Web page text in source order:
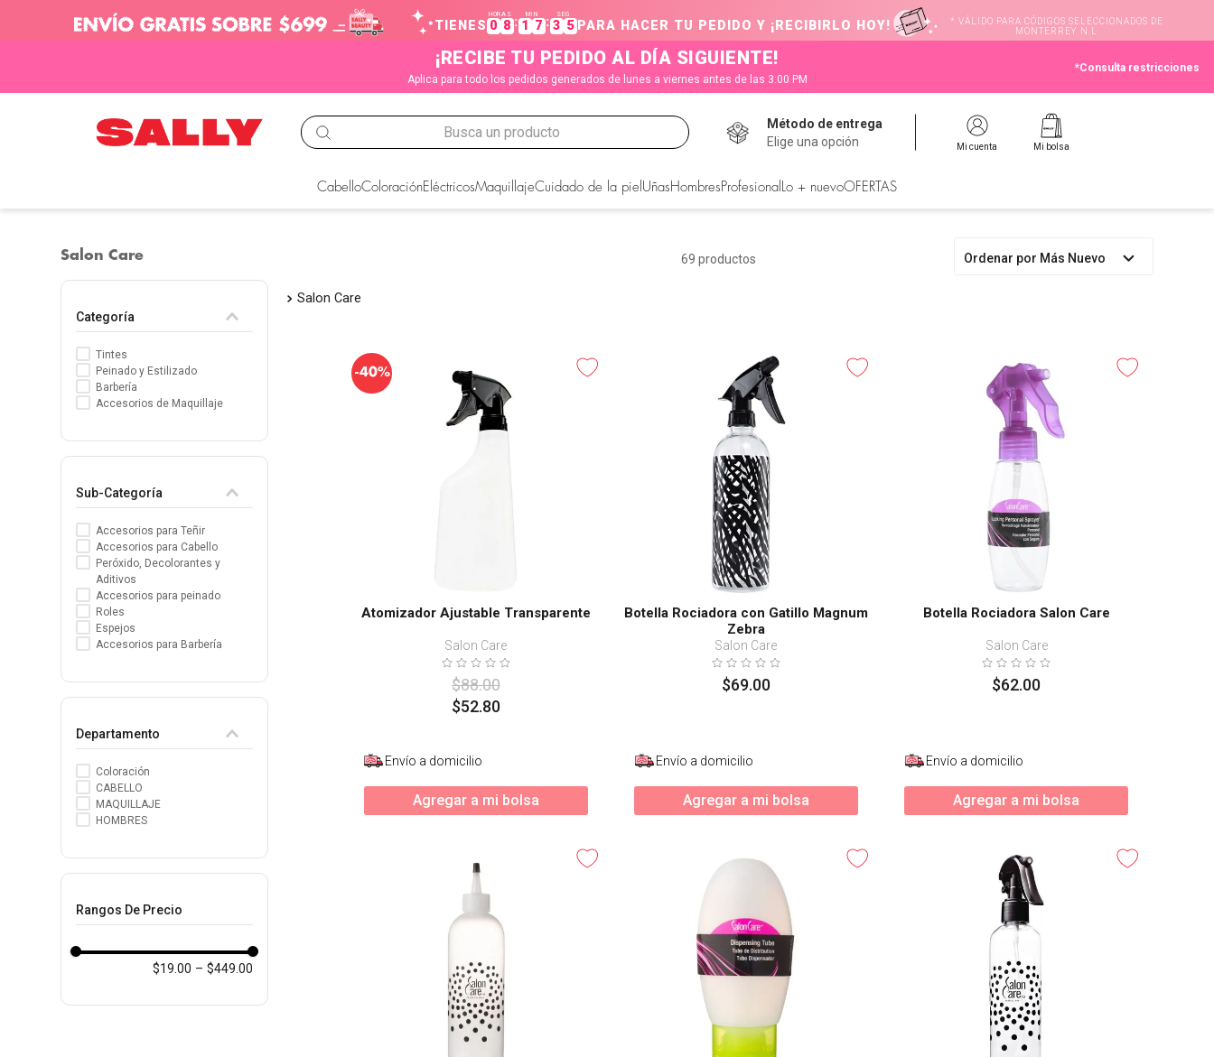
TIENES
HORAS
0 8 :
MIN
1 7 :
SEG
3 5PARA HACER TU PEDIDO Y ¡RECIBIRLO HOY!
* VÁLIDO PARA CÓDIGOS SELECCIONADOS DE
MONTERREY N.L
¡RECIBE TU PEDIDO AL DÍA SIGUIENTE!
Aplica para todo los pedidos generados de lunes a viernes antes de las 3:00 PM
*Consulta restricciones
Busca un producto
Método de entrega
Elige una opción
Mi cuenta Mi bolsa
CabelloColoraciónEléctricosMaquillajeCuidado de la piel Uñas Hombres Profesional Lo + nuevoOFERTAS
Salon Care
Categoría
Tintes
Peinado y Estilizado
Barbería
Accesorios de Maquillaje
Sub-Categoría
Accesorios para Teñir
Accesorios para Cabello
Peróxido, Decolorantes y
Aditivos
Accesorios para peinado
Roles
Espejos
Accesorios para Barbería
Departamento
Coloración
CABELLO
MAQUILLAJE
HOMBRES
Rangos De Precio
$19.00 – $449.00
69 productos Ordenar por Más Nuevo
Salon Care
-40%
Atomizador Ajustable Transparente
Salon Care
$88.00
$52.80
Envío a domicilio
Agregar a mi bolsa
Botella Rociadora con Gatillo Magnum
Zebra
Salon Care
$69.00
Envío a domicilio
Agregar a mi bolsa
Botella Rociadora Salon Care
Salon Care
$62.00
Envío a domicilio
Agregar a mi bolsa
TÉRMINOS MÁS BUSCADOS
ion
manic panic